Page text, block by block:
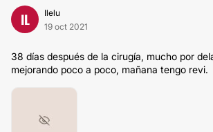
IL
Ilelu
19 oct 2021
38 días después de la cirugía, mucho por
mejorando poco a poco, mañana tengo revi.